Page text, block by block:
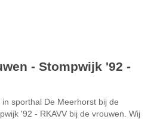
- Stompwijk '92 -
sporthal De Meerhorst bij de
'92 - RKAVV bij de vrouwen. Wij